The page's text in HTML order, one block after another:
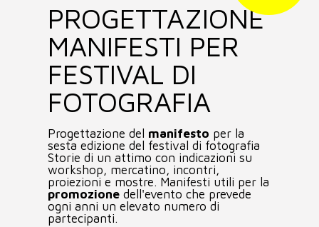
TEAM
PORTFOLIO
NEWS
CONTATTI
AREA CLIENTI
PROGETTAZIONE
MANIFESTI PER
FESTIVAL DI
FOTOGRAFIA
Progettazione del manifesto per la
sesta edizione del festival di fotografia
Storie di un attimo con indicazioni su
workshop, mercatino, incontri,
proiezioni e mostre. Manifesti utili per la
promozione dell'evento che prevede
ogni anni un elevato numero di
partecipanti.